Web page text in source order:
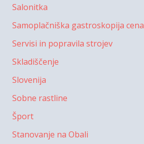
Salonitka
Samoplačniška gastroskopija cena
Servisi in popravila strojev
Skladiščenje
Slovenija
Sobne rastline
Šport
Stanovanje na Obali